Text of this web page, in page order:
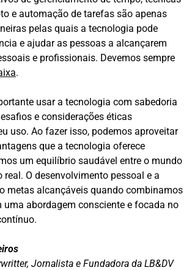
e automação de tarefas são apenas
pelas quais a tecnologia pode
e ajudar as pessoas a alcançarem
e profissionais. Devemos sempre
.
usar a tecnologia com sabedoria
e considerações éticas
uso. Ao fazer isso, podemos aproveitar
que a tecnologia oferece
um equilíbrio saudável entre o mundo
O desenvolvimento pessoal e a
metas alcançáveis quando combinamos
uma abordagem consciente e focada no
Jornalista e Fundadora da LB&DV